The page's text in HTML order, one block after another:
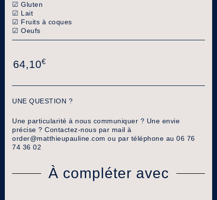
☑︎ Gluten
☑︎ Lait
☑︎ Fruits à coques
☑︎ Oeufs
64,10€
UNE QUESTION ?
Une particularité à nous communiquer ? Une envie
précise ? Contactez-nous par mail à
order@matthieupauline.com ou par téléphone au 06 76
74 36 02
À compléter avec